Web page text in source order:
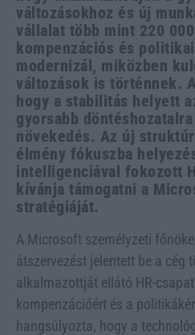
változásokhoz és új
vállalat több mint 220
kompenzációs és
modernizál, miközben
változások is történnek.
hogy a stabilitás helyett
gyorsabb
növekedés. Az új
élmény fókuszba
intelligenciával fokozott
kívánja támogatni a
stratégiáját.
A Microsoft személyzeti
átszervezést jelentett be a cég
alkalmazottját ellátó HR-
kompenzációért és a
hangsúlyozta, hogy a